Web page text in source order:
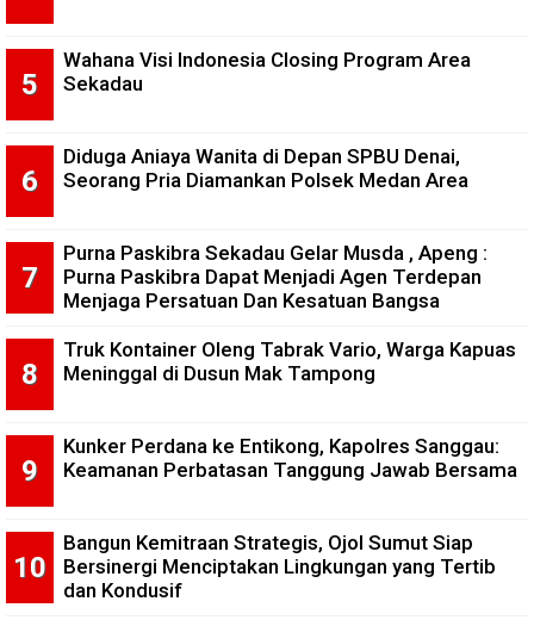
Wahana Visi Indonesia Closing Program Area
Sekadau
Diduga Aniaya Wanita di Depan SPBU Denai,
Seorang Pria Diamankan Polsek Medan Area
Purna Paskibra Sekadau Gelar Musda , Apeng :
Purna Paskibra Dapat Menjadi Agen Terdepan
Menjaga Persatuan Dan Kesatuan Bangsa
Truk Kontainer Oleng Tabrak Vario, Warga Kapuas
Meninggal di Dusun Mak Tampong
Kunker Perdana ke Entikong, Kapolres Sanggau:
Keamanan Perbatasan Tanggung Jawab Bersama
Bangun Kemitraan Strategis, Ojol Sumut Siap
Bersinergi Menciptakan Lingkungan yang Tertib
dan Kondusif